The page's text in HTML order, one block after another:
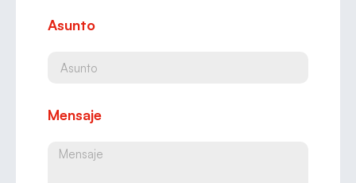
Asunto
Mensaje